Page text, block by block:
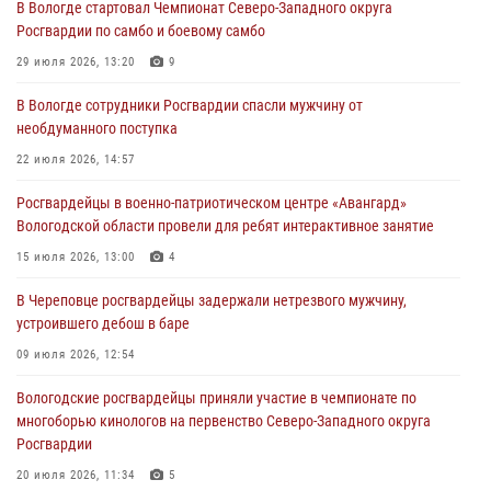
В Вологде определились победители и призеры Чемпионатов
Северо-Западного округа Росгвардии по спортивному и боевому
03 августа 2026, 08:54 1
ЗА МИНУВШУЮ НЕДЕЛЮ СОТРУДНИКАМИ ВНЕВЕДОМСТВЕННОЙ
ПРАВОНАРУШИТЕЛЯ
02 августа 2026, 10:37
нарушителя на питбайке
31 июля 2026, 06:43
В Вологде стартовал Чемпионат Северо-Западного округа
Росгвардии по самбо и боевому самбо
29 июля 2026, 13:20 9
В Вологде сотрудники Росгвардии спасли мужчину от
необдуманного поступка
22 июля 2026, 14:57
Росгвардейцы в военно-патриотическом центре «Авангард»
Вологодской области провели для ребят интерактивное занятие
15 июля 2026, 13:00 4
В Череповце росгвардейцы задержали нетрезвого мужчину,
устроившего дебош в баре
09 июля 2026, 12:54
Вологодские росгвардейцы приняли участие в чемпионате по
многоборью кинологов на первенство Северо-Западного округа
Росгвардии
20 июля 2026, 11:34 5